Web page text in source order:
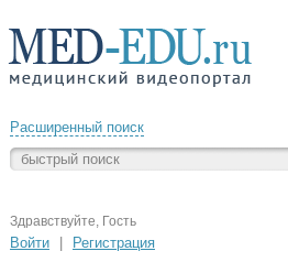
Расширенный поиск
Здравствуйте, Гость
Войти Регистрация